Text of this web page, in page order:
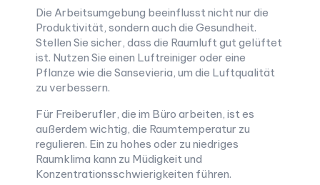
Die Arbeitsumgebung beeinflusst nicht nur die
Produktivität, sondern auch die Gesundheit.
Stellen Sie sicher, dass die Raumluft gut gelüftet
ist. Nutzen Sie einen Luftreiniger oder eine
Pflanze wie die Sansevieria, um die Luftqualität
zu verbessern.
Für Freiberufler, die im Büro arbeiten, ist es
außerdem wichtig, die Raumtemperatur zu
regulieren. Ein zu hohes oder zu niedriges
Raumklima kann zu Müdigkeit und
Konzentrationsschwierigkeiten führen.